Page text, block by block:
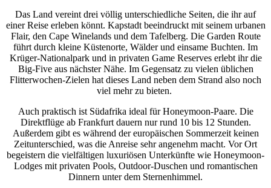
Das Land vereint drei völlig unterschiedliche Seiten, die ihr auf
einer Reise erleben könnt. Kapstadt beeindruckt mit seinem urbanen
Flair, den Cape Winelands und dem Tafelberg. Die Garden Route
führt durch kleine Küstenorte, Wälder und einsame Buchten. Im
Krüger-Nationalpark und in privaten Game Reserves erlebt ihr die
Big-Five aus nächster Nähe. Im Gegensatz zu vielen üblichen
Flitterwochen-Zielen hat dieses Land neben dem Strand also noch
viel mehr zu bieten.
Auch praktisch ist Südafrika ideal für Honeymoon-Paare. Die
Direktflüge ab Frankfurt dauern nur rund 10 bis 12 Stunden.
Außerdem gibt es während der europäischen Sommerzeit keinen
Zeitunterschied, was die Anreise sehr angenehm macht. Vor Ort
begeistern die vielfältigen luxuriösen Unterkünfte wie Honeymoon-
Lodges mit privaten Pools, Outdoor-Duschen und romantischen
Dinnern unter dem Sternenhimmel.